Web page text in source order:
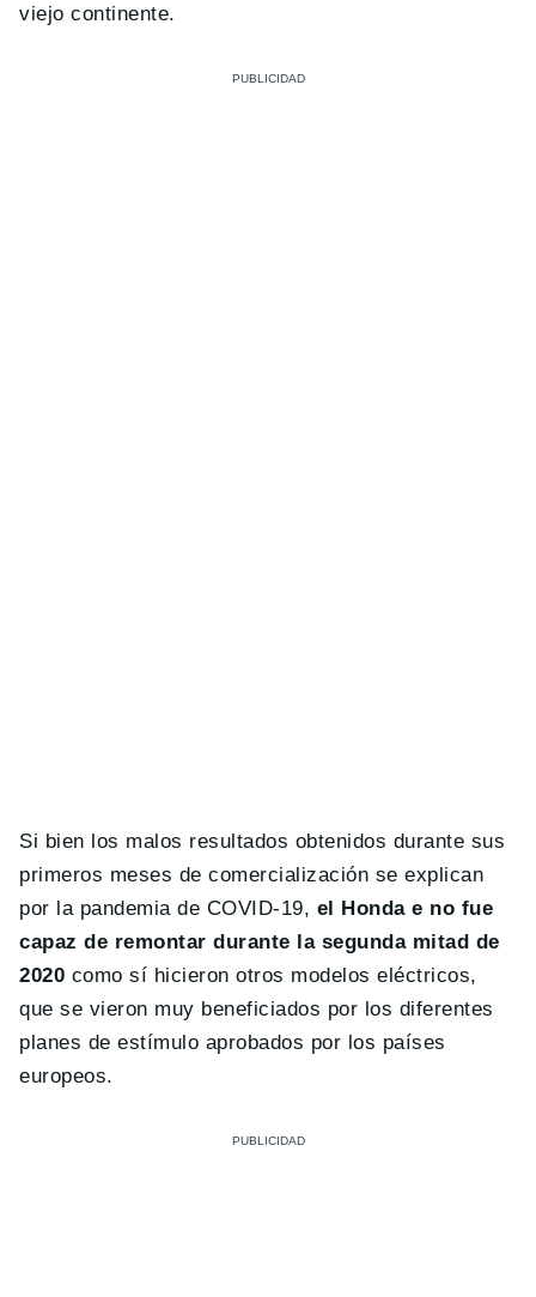
viejo continente.
Si bien los malos resultados obtenidos durante sus
primeros meses de comercialización se explican
por la pandemia de COVID-19, el Honda e no fue
capaz de remontar durante la segunda mitad de
2020 como sí hicieron otros modelos eléctricos,
que se vieron muy beneficiados por los diferentes
planes de estímulo aprobados por los países
europeos.